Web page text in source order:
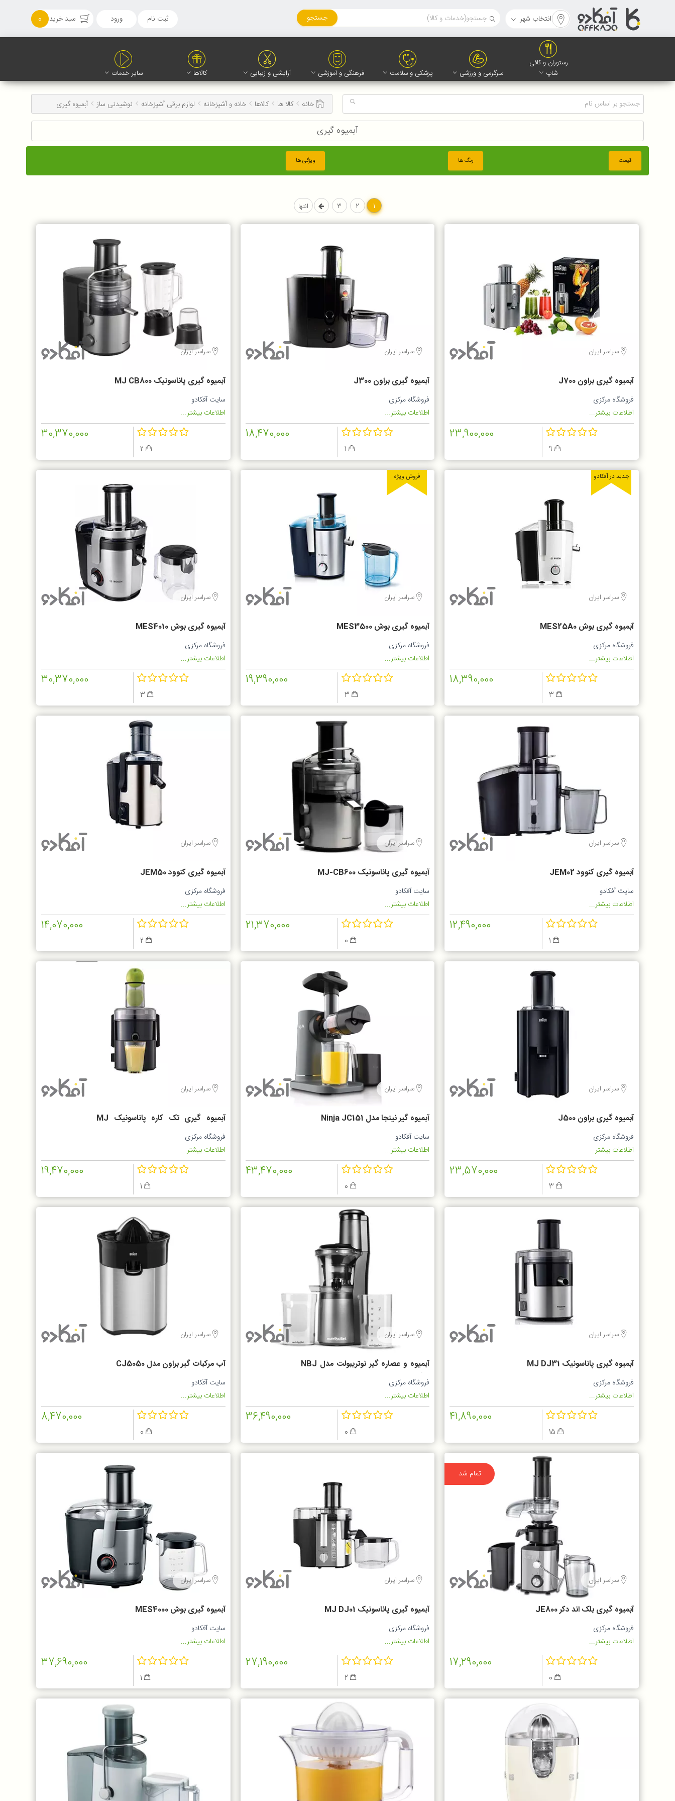
انتخاب شهر جستجو ثبت نام ورود سبد خرید 0
رستوران و کافی
شاپ
سرگرمی و ورزشی پزشکی و سلامت فرهنگی و آموزشی آرایشی و زیبایی کالاها سایر خدمات
خانه کالا ها کالاها خانه و آشپزخانه لوازم برقی آشپزخانه نوشیدنی ساز آبمیوه گیری
آبمیوه گیری
قیمت رنگ ها ویژگی ها
1
2
3 انتها
سراسر ایران
آبمیوه گیری براون J700
فروشگاه مرکزی
اطلاعات بیشتر...
23,900,000
سراسر ایران
آبمیوه گیری براون J300
فروشگاه مرکزی
اطلاعات بیشتر...
1
18,470,000
سراسر ایران
آبمیوه گیری پاناسونیک MJ CB800
سایت آفکادو
اطلاعات بیشتر...
2
30,370,000
جدید در آفکادو
سراسر ایران
آبمیوه گیری بوش MES25A0
فروشگاه مرکزی
اطلاعات بیشتر...
18,390,000
فروش ویژه
سراسر ایران
آبمیوه گیری بوش MES3500
فروشگاه مرکزی
اطلاعات بیشتر...
3
19,390,000
سراسر ایران
آبمیوه گیری بوش MES4010
فروشگاه مرکزی
اطلاعات بیشتر...
3
30,370,000
سراسر ایران
آبمیوه گیری کنوود JEM02
سایت آفکادو
اطلاعات بیشتر...
12,490,000
سراسر ایران
آبمیوه گیری پاناسونیک MJ-CB600
سایت آفکادو
اطلاعات بیشتر...
0
21,370,000
سراسر ایران
آبمیوه گیری کنوود JEM50
فروشگاه مرکزی
اطلاعات بیشتر...
2
14,070,000
سراسر ایران
آبمیوه گیری براون J500
فروشگاه مرکزی
اطلاعات بیشتر...
23,570,000
سراسر ایران
آبمیوه گیر نینجا مدل Ninja JC151
سایت آفکادو
اطلاعات بیشتر...
0
43,470,000
سراسر ایران
آبمیوه گیری تک کاره پاناسونیک MJ
SJ01
فروشگاه مرکزی
اطلاعات بیشتر...
1
19,470,000
سراسر ایران
آبمیوه گیری پاناسونیک MJ DJ31
فروشگاه مرکزی
اطلاعات بیشتر...
41,890,000
سراسر ایران
آبمیوه و عصاره گیر نوتریبولت مدل NBJ
300
فروشگاه مرکزی
اطلاعات بیشتر...
0
36,490,000
سراسر ایران
آب مرکبات گیر براون مدل CJ5050
سایت آفکادو
اطلاعات بیشتر...
0
8,470,000
تمام شد
سراسر ایران
آبمیوه گیری بلک اند دکر JE800
فروشگاه مرکزی
اطلاعات بیشتر...
17,290,000
سراسر ایران
آبمیوه گیری پاناسونیک MJ DJ01
فروشگاه مرکزی
اطلاعات بیشتر...
2
27,190,000
سراسر ایران
آبمیوه گیری بوش MES4000
سایت آفکادو
اطلاعات بیشتر...
1
37,690,000